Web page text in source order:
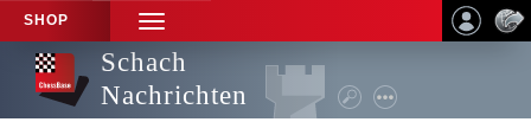
SHOP
TOGGLE
NAVIGATION
Schach
Nachrichten